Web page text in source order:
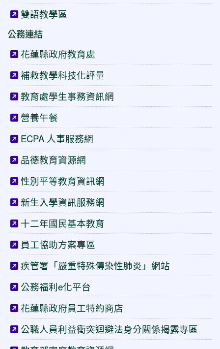
雙語教學區
公務連結
花蓮縣政府教育處
補救教學科技化評量
教育處學生事務資訊網
營養午餐
ECPA 人事服務網
品德教育資源網
性別平等教育資訊網
新生入學資訊服務網
十二年國民基本教育
員工協助方案專區
疾管署「嚴重特殊傳染性肺炎」網站
公務福利e化平台
花蓮縣政府員工特約商店
公職人員利益衝突迴避法身分關係揭露專區